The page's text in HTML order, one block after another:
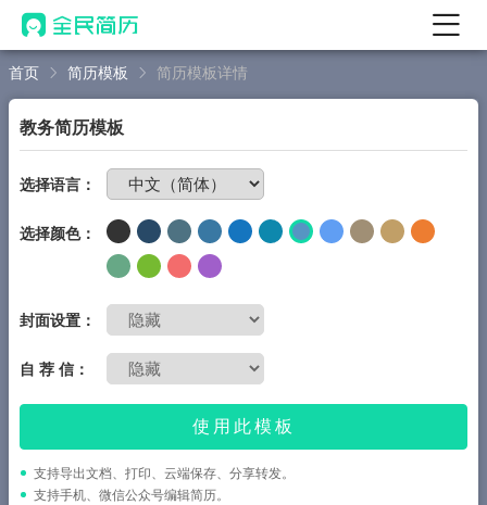
首页
AI 简历工具
AI 优化简历
AI 翻译简历
AI 诊断简历
AI 模拟面试
面试自我介绍
简历教程
首页 简历模板 简历模板详情
教务简历模板
选择语言：
选择颜色：
封面设置：
自 荐 信：
使用此模板
支持导出文档、打印、云端保存、分享转发。
支持手机、微信公众号编辑简历。